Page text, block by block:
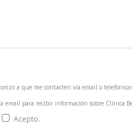
a que me contacten vía email o
email para recibir información sobre Clínica
Acepto.